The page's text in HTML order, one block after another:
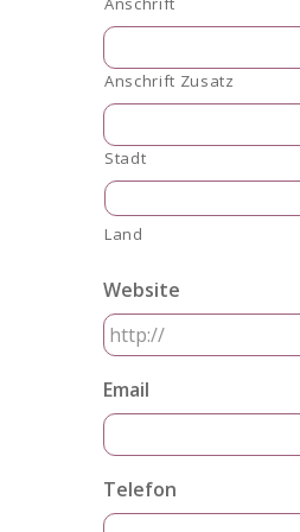
Anschrift Zusatz
Stadt
Land
Website
Email
Telefon